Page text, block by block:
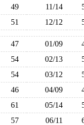
49 11/14
51 12/12
47 01/09
54 02/13
54 03/12
46 04/09
61 05/14
57 06/11